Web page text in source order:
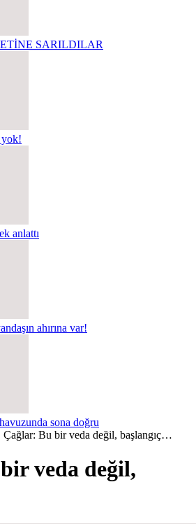
SARILDILAR
yok!
anlattı
ahırına var!
sona doğru
Çağlar: Bu bir veda değil, başlangıç…
veda değil,